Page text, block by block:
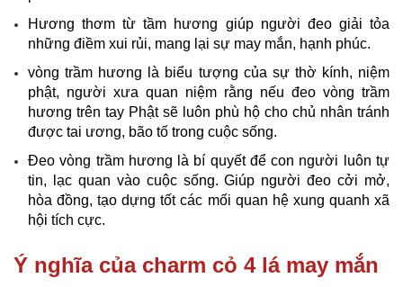
Hương thơm từ tầm hương giúp người đeo giải tỏa
những điềm xui rủi, mang lại sự may mắn, hạnh phúc.
vòng trầm hương là biểu tượng của sự thờ kính, niệm
phật, người xưa quan niệm rằng nếu đeo vòng trầm
hương trên tay Phật sẽ luôn phù hộ cho chủ nhân tránh
được tai ương, bão tố trong cuộc sống.
Đeo vòng trầm hương là bí quyết để con người luôn tự
tin, lạc quan vào cuộc sống. Giúp người đeo cởi mở,
hòa đồng, tạo dựng tốt các mối quan hệ xung quanh xã
hội tích cực.
Ý nghĩa của charm cỏ 4 lá may mắn